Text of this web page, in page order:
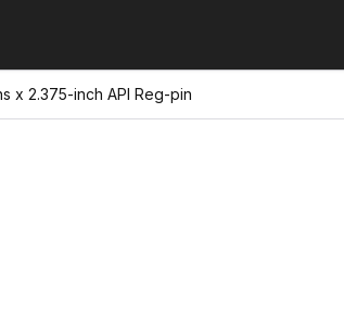
x 2.375-inch API Reg-pin